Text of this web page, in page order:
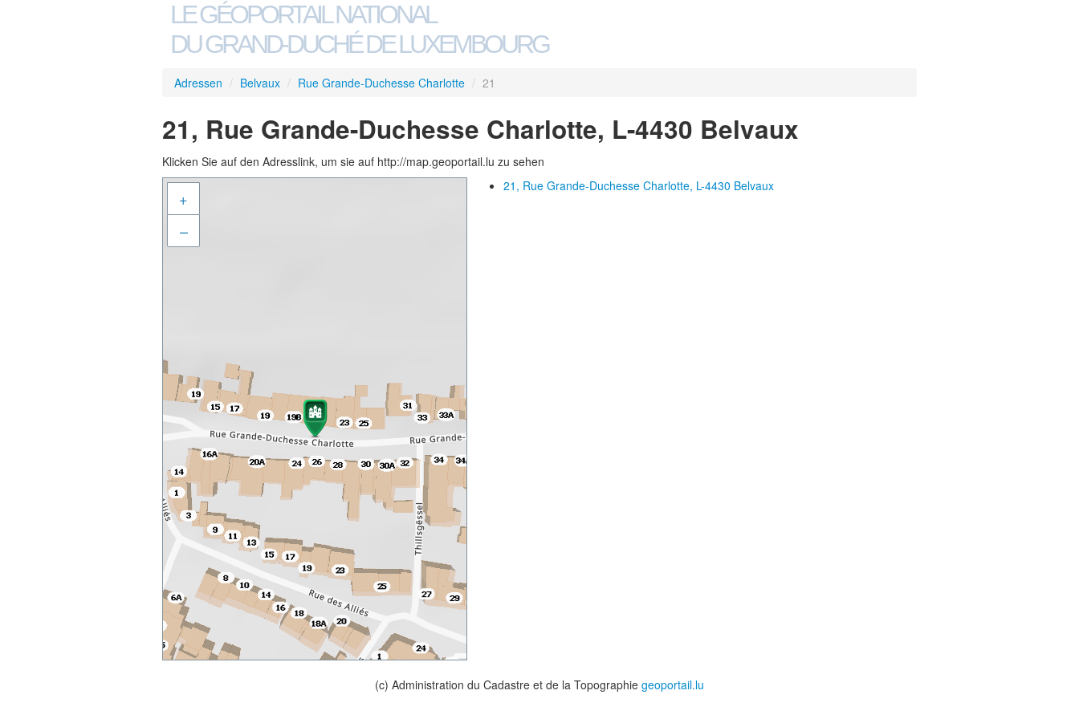
LE GÉOPORTAIL NATIONAL
DU GRAND-DUCHÉ DE LUXEMBOURG
Adressen / Belvaux / Rue Grande-Duchesse Charlotte / 21
21, Rue Grande-Duchesse Charlotte, L-4430 Belvaux
Klicken Sie auf den Adresslink, um sie auf http://map.geoportail.lu zu sehen
+
–
21, Rue Grande-Duchesse Charlotte, L-4430 Belvaux
(c) Administration du Cadastre et de la Topographie geoportail.lu